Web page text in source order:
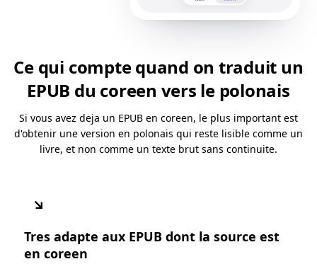
Ce qui compte quand on traduit un
EPUB du coreen vers le polonais
Si vous avez deja un EPUB en coreen, le plus important est
d'obtenir une version en polonais qui reste lisible comme un
livre, et non comme un texte brut sans continuite.
↘
Tres adapte aux EPUB dont la source est
en coreen